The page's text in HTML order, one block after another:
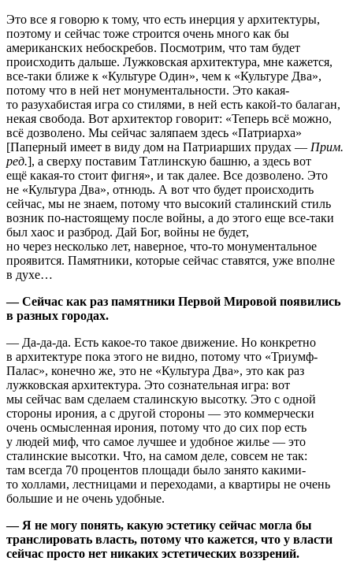
Это все я говорю к тому, что есть инерция у архитектуры,
поэтому и сейчас тоже строится очень много как бы
американских небоскребов. Посмотрим, что там будет
происходить дальше. Лужковская архитектура, мне кажется,
все-таки ближе к «Культуре Один», чем к «Культуре Два»,
потому что в ней нет монументальности. Это какая-
то разухабистая игра со стилями, в ней есть какой-то балаган,
некая свобода. Вот архитектор говорит: «Теперь всё можно,
всё дозволено. Мы сейчас заляпаем здесь «Патриарха»
[Паперный имеет в виду дом на Патриарших прудах — Прим.
ред.], а сверху поставим Татлинскую башню, а здесь вот
ещё какая-то стоит фигня», и так далее. Все дозволено. Это
не «Культура Два», отнюдь. А вот что будет происходить
сейчас, мы не знаем, потому что высокий сталинский стиль
возник по-настоящему после войны, а до этого еще все-таки
был хаос и разброд. Дай Бог, войны не будет,
но через несколько лет, наверное, что-то монументальное
проявится. Памятники, которые сейчас ставятся, уже вполне
в духе…
— Сейчас как раз памятники Первой Мировой появились
в разных городах.
— Да-да-да. Есть какое-то такое движение. Но конкретно
в архитектуре пока этого не видно, потому что «Триумф-
Палас», конечно же, это не «Культура Два», это как раз
лужковская архитектура. Это сознательная игра: вот
мы сейчас вам сделаем сталинскую высотку. Это с одной
стороны ирония, а с другой стороны — это коммерчески
очень осмысленная ирония, потому что до сих пор есть
у людей миф, что самое лучшее и удобное жилье — это
сталинские высотки. Что, на самом деле, совсем не так:
там всегда 70 процентов площади было занято какими-
то холлами, лестницами и переходами, а квартиры не очень
большие и не очень удобные.
— Я не могу понять, какую эстетику сейчас могла бы
транслировать власть, потому что кажется, что у власти
сейчас просто нет никаких эстетических воззрений.